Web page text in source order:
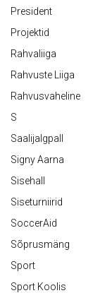
President
Projektid
Rahvaliiga
Rahvuste Liiga
Rahvusvaheline
S
Saalijalgpall
Signy Aarna
Sisehall
Siseturniirid
SoccerAid
Sõprusmäng
Sport
Sport Koolis